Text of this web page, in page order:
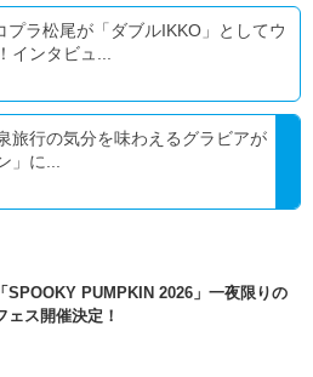
プラ松尾が「ダブルIKKO」としてウ
インタビュ...
旅行の気分を味わえるグラビアが
」に...
SPOOKY PUMPKIN 2026」一夜限りの
ス開催決定！